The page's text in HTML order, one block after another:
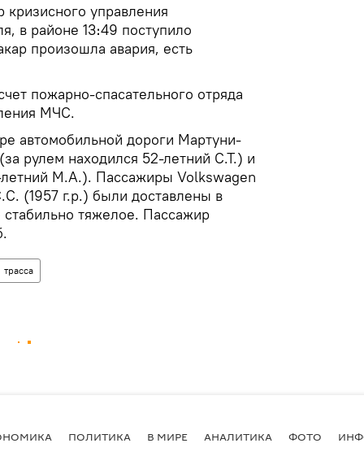
управления
в районе 13։49 поступило
произошла авария, есть
пожарно-спасательного отряда
МЧС.
автомобильной дороги Мартуни-
рулем находился 52-летний С.Т.) и
М.А.). Пассажиры Volkswagen
(1957 г.р.) были доставлены в
тяжелое. Пассажир
трасса
ПОЛИТИКА В МИРЕ АНАЛИТИКА ФОТО